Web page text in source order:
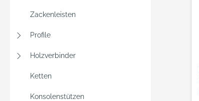
Zackenleisten
Profile
Holzverbinder
Ketten
Konsolenstützen